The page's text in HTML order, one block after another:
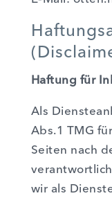
Haf­tung für
Als
Abs.1 TMG
Sei­ten nach
wir als